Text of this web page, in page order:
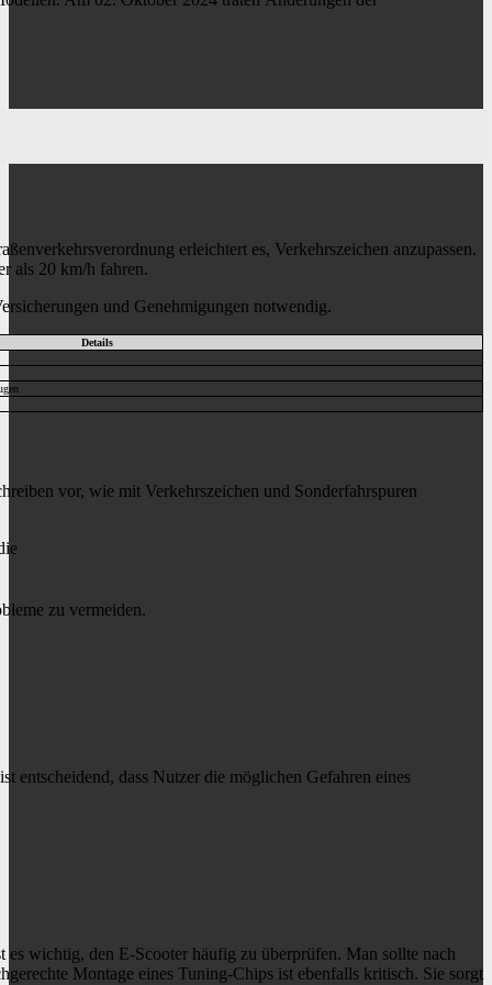
erleichtert es, Verkehrszeichen anzupassen.
als 20 km/h fahren.
und Genehmigungen notwendig.
Details
vor, wie mit Verkehrszeichen und Sonderfahrspuren
zu vermeiden.
entscheidend, dass Nutzer die möglichen Gefahren eines
wichtig, den E-Scooter häufig zu überprüfen. Man sollte nach
Montage eines Tuning-Chips ist ebenfalls kritisch. Sie sorgt